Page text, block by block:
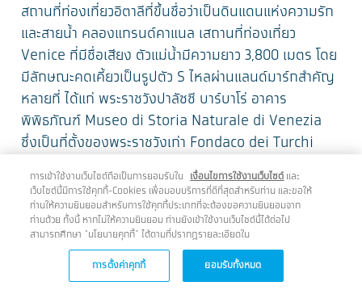
สถานที่ท่องเที่ยวอิตาลีที่ขึ้นชื่อว่าเป็นดินแดนแห่งความรัก
และสายน้ำ คลองแกรนด์คาแนล เสถานที่ท่องเที่ยว
Venice ที่มีชื่อเสียง ตัวแม่น้ำมีความยาว 3,800 เมตร โดย
มีลักษณะคดเคี้ยวเป็นรูปตัว S ไหลผ่านแลนด์มาร์กสำคัญ
หลายที่ ได้แก่ พระราชวังปาลัซซี บาร์บาโร่ อาคาร
พิพิธภัณฑ์ Museo di Storia Naturale di Venezia
ซึ่งเป็นที่ตั้งของพระราชวังเก่า Fondaco dei Turchi
โบสถ์ Chiesa di San Geremia รวมไปจนถึง อาคารเก่า
แก่ของเวนิสที่มีอายุกว่า 100 ปี ซึ่งได้เรียงรายอย่าง
สวยงามตามทางแม่น้ำ กิจกรรมยอดนิยมของนักท่อง
เที่ยวคือการล่องเรือกอดโดล่าชมเมืองที่สุดแสนจะโรแมน
ติกแห่งนี้
การเข้าใช้งานเว็บไซต์ถือเป็นการยอมรับใน เงื่อนไขการใช้งานเว็บไซต์ และ
เว็บไซต์นี้มีการใช้คุกกี้-Cookies เพื่อมอบบริการที่ดีที่สุดสำหรับท่าน และขอให้
ท่านให้ความยินยอมสำหรับการใช้คุกกี้ประเภทที่จะต้องขอความยินยอมจาก
ท่านด้วย ทั้งนี้ หากไม่ให้ความยินยอม ท่านยังเข้าใช้งานเว็บไซต์นี้ได้ต่อไป
สามารถศึกษา “นโยบายคุกกี้” ได้ตามที่ปรากฎรายละเอียดใน
การตั้งค่าคุกกี้ ยอมรับทั้งหมด